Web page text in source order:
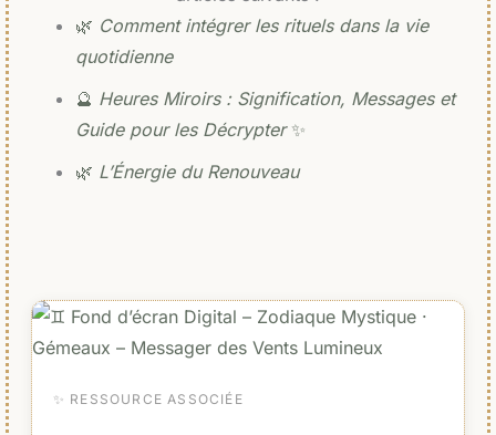
🌿 Comment intégrer les rituels dans la vie
quotidienne
🔮 Heures Miroirs : Signification, Messages et
Guide pour les Décrypter✨
🌿 L’Énergie du Renouveau
✨ RESSOURCE ASSOCIÉE